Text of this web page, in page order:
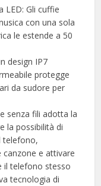
LED: Gli cuffie
con una sola
le estende a 50
design IP7
protegge
da sudore per
senza fili adotta la
la possibilità di
telefono,
e attivare
il telefono stesso
tecnologia di